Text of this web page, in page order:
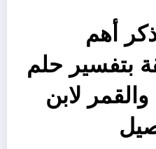
أهم
بتفسير حلم
لابن